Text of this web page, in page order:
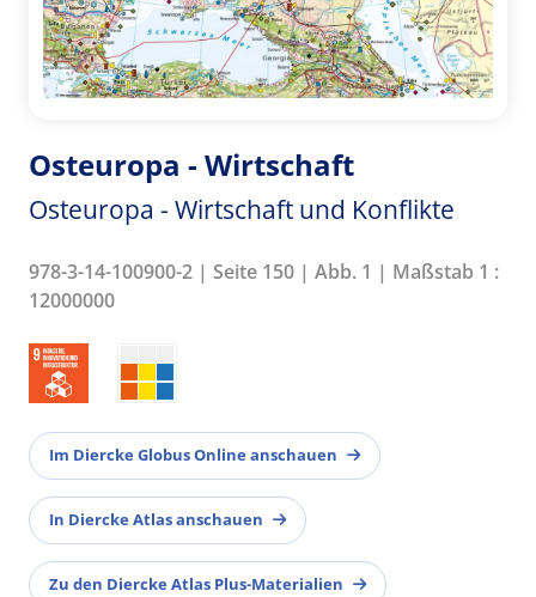
Osteuropa - Wirtschaft
Osteuropa - Wirtschaft und Konflikte
978-3-14-100900-2 | Seite 150 | Abb. 1 | Maßstab 1 :
12000000
Im Diercke Globus Online anschauen
In Diercke Atlas anschauen
Zu den Diercke Atlas Plus-Materialien